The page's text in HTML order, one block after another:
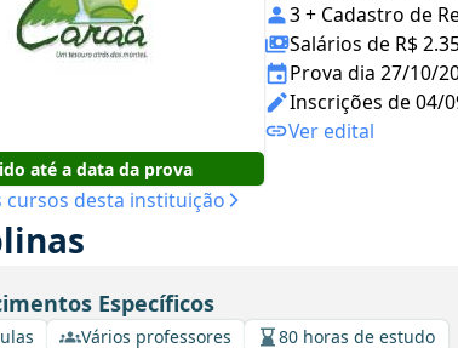
até a data da prova
cursos desta instituição
3 + Cadastro de
Salários de R$
Prova dia 27/10/
Inscrições de 04/
Ver edital
Específicos
Vários professores 80 horas de estudo